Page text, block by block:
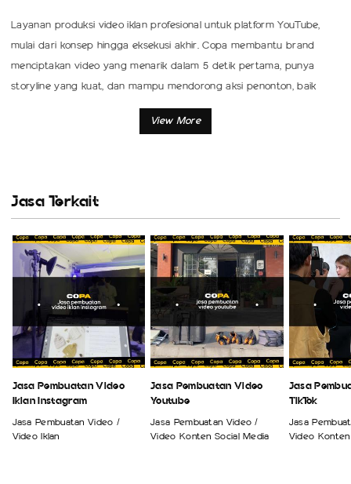
Layanan produksi video iklan profesional untuk platform YouTube,
mulai dari konsep hingga eksekusi akhir. Copa membantu brand
menciptakan video yang menarik dalam 5 detik pertama, punya
storyline yang kuat, dan mampu mendorong aksi penonton, baik
untuk awareness, conversion, maupun brand engagement.
Meningkatkan brand awareness dan engagement melalui
Menghasilkan video dengan pacing, visual, dan durasi optimal
untuk performa iklan digital.
Menjaga konsistensi tone visual dan pesan agar selaras
dengan identitas brand.
Jasa Terkait
Jasa Pembuatan Video
Iklan Instagram
Jasa Pembuatan Video /
Video Iklan
Jasa Pembuatan Video
Youtube
Jasa Pembuatan Video /
Video Konten Social Media
Jasa
TikTok
Jasa
Video